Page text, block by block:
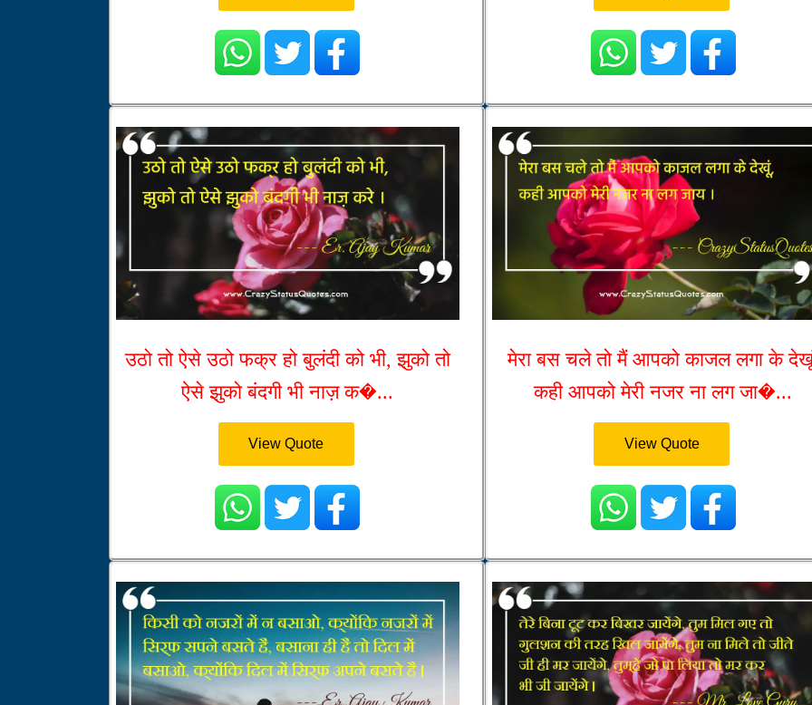
उठो तो ऐसे उठो फक्र हो बुलंदी को भी, झुको तो
ऐसे झुको बंदगी भी नाज़ क�...
View Quote
मेरा बस चले तो मैं आपको काजल लगा के
कही आपको मेरी नजर ना लग जा�...
View Quote